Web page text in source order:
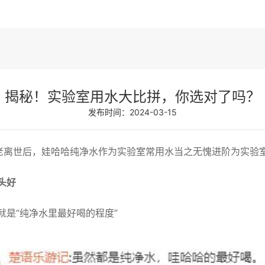
揭秘！实验室用水大比拼，你选对了吗？
发布时间：2024-03-15
世后，娃哈哈纯净水作为实验室常用水当之无愧进阶为实
好
“纯净水里最好喝的程度”